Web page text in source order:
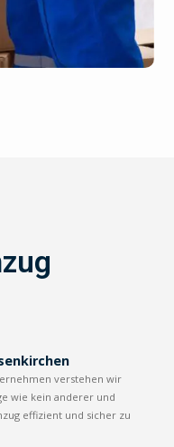
verstehen wir
wie kein anderer und
effizient und sicher zu